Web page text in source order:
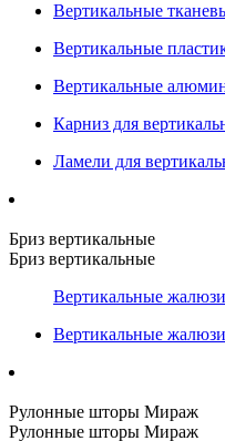
Вертикальные
Вертикальные
Вертикальные
Карниз для
Ламели для
Бриз вертикальные
Бриз вертикальные
Вертикальные
Вертикальные
Рулонные шторы Мираж
Рулонные шторы Мираж